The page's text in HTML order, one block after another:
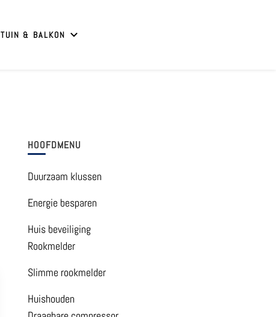
TUIN & BALKON
HOOFDMENU
Duurzaam klussen
Energie besparen
Huis beveiliging
Rookmelder
Slimme rookmelder
Huishouden